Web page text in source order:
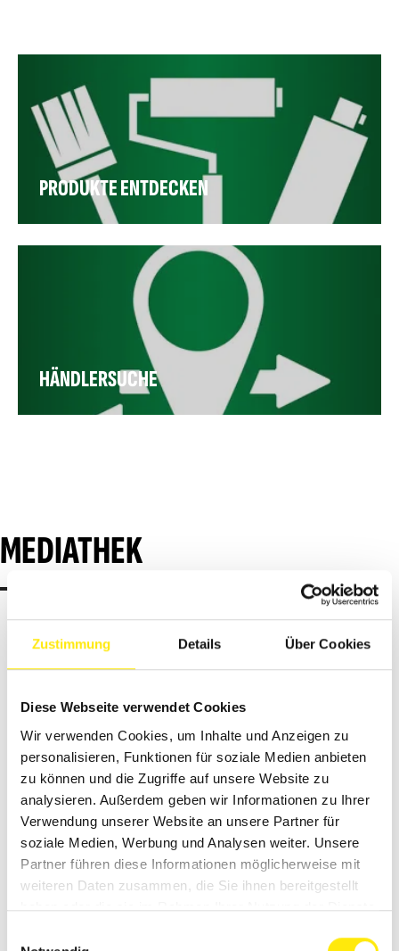
Zustimmung Details Über Cookies
Diese Webseite verwendet Cookies
Wir verwenden Cookies, um Inhalte und Anzeigen zu
personalisieren, Funktionen für soziale Medien anbieten
zu können und die Zugriffe auf unsere Website zu
analysieren. Außerdem geben wir Informationen zu Ihrer
Verwendung unserer Website an unsere Partner für
soziale Medien, Werbung und Analysen weiter. Unsere
Partner führen diese Informationen möglicherweise mit
weiteren Daten zusammen, die Sie ihnen bereitgestellt
haben oder die sie im Rahmen Ihrer Nutzung der Dienste
PRODUKTE ENTDECKEN
HÄNDLERSUCHE
MEDIATHEK
JAEGERLACKE - FLECKEN ABSPERREN UND DECKANSTRICH IN
EINEM ARBEITSGANG | KRONEN RENOVIER-SPRAY